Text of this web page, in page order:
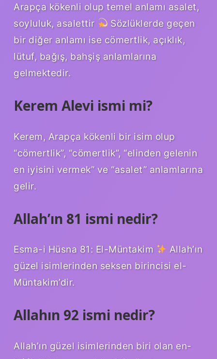
Arapça kökenli olup temel anlamı asalet,
soyluluk, asalettir
Sözlüklerde geçen
bir diğer anlamı ise cömertlik, açıklık,
lütuf, bağış, bahşiş anlamlarına
gelmektedir.
Kerem Alevi ismi mi?
Kerem, Arapça kökenli bir isim olup
“cömertlik”, “cömertlik”, “elinden gelenin
en iyisini vermek” ve “asalet” anlamlarına
gelir.
Allah’ın 81 ismi nedir?
Esma-i Hüsna 81: El-Müntakim
Allah’ın
güzel isimlerinden seksen birincisi el-
Müntakim’dir.
Allahın 92 ismi nedir?
Allah’ın güzel isimlerinden biri olan en-